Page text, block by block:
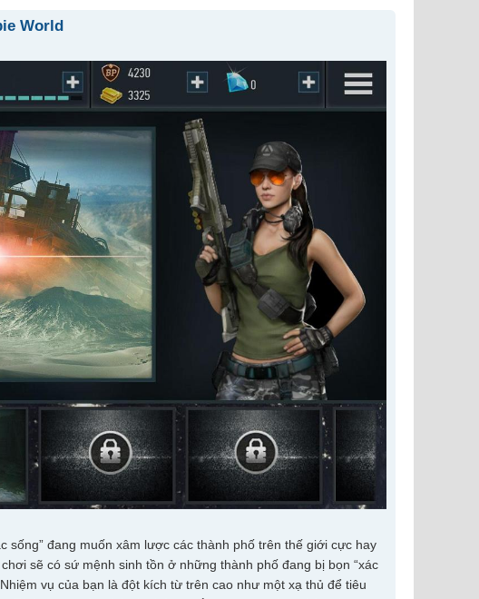
World
sống” đang muốn xâm lược các thành phố trên thế giới cực hay
sẽ có sứ mệnh sinh tồn ở những thành phố đang bị bọn “xác
vụ của bạn là đột kích từ trên cao như một xạ thủ để tiêu